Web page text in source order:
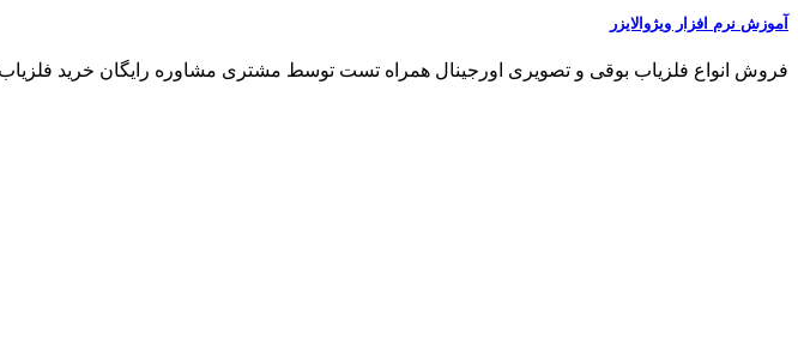
آموزش نرم‌ افزار ویژوالایزر
فروش انواع فلزیاب بوقی و تصویری اورجینال همراه تست توسط مشتری مشاوره رایگان خرید فلزیاب09102191330